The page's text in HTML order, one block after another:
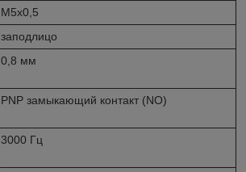
M5x0,5
заподлицо
0,8 мм
PNP замыкающий контакт (NO)
3000 Гц